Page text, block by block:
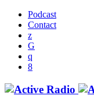
Podcast
Contact